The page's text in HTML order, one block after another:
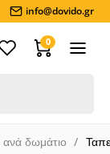
info@dovido.gr
0
ανά δωμάτιο